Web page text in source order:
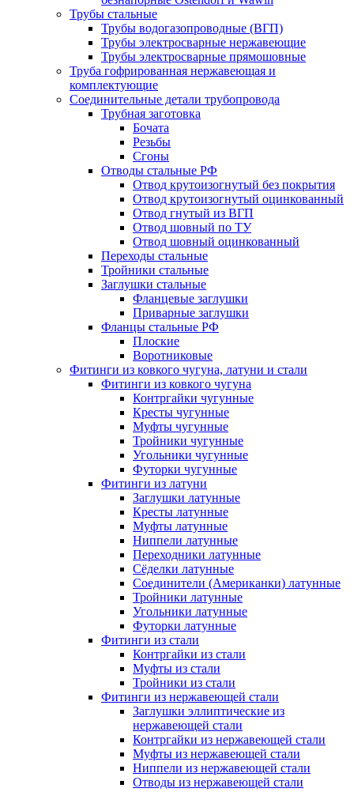
Трубы стальные
Трубы водогазопроводные (ВГП)
Трубы электросварные нержавеющие
Трубы электросварные прямошовные
Труба гофрированная нержавеющая и
комплектующие
Соединительные детали трубопровода
Трубная заготовка
Бочата
Резьбы
Сгоны
Отводы стальные РФ
Отвод крутоизогнутый без покрытия
Отвод крутоизогнутый оцинкованный
Отвод гнутый из ВГП
Отвод шовный по ТУ
Отвод шовный оцинкованный
Переходы стальные
Тройники стальные
Заглушки стальные
Фланцевые заглушки
Приварные заглушки
Фланцы стальные РФ
Плоские
Воротниковые
Фитинги из ковкого чугуна, латуни и стали
Фитинги из ковкого чугуна
Контргайки чугунные
Кресты чугунные
Муфты чугунные
Тройники чугунные
Угольники чугунные
Футорки чугунные
Фитинги из латуни
Заглушки латунные
Кресты латунные
Муфты латунные
Ниппели латунные
Переходники латунные
Сёделки латунные
Соединители (Американки) латунные
Тройники латунные
Угольники латунные
Футорки латунные
Фитинги из стали
Контргайки из стали
Муфты из стали
Тройники из стали
Фитинги из нержавеющей стали
Заглушки эллиптические из
нержавеющей стали
Контргайки из нержавеющей стали
Муфты из нержавеющей стали
Ниппели из нержавеющей стали
Отводы из нержавеющей стали